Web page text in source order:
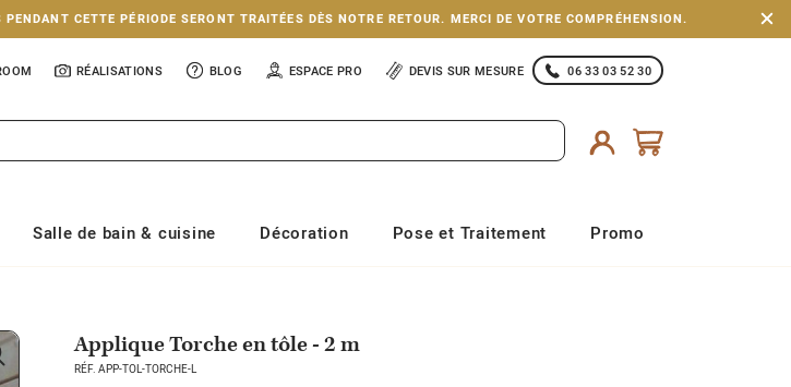
CETTE PÉRIODE SERONT TRAITÉES DÈS NOTRE RETOUR. MERCI DE VOTRE COMPRÉHENSION.
RÉALISATIONS BLOG ESPACE PRO DEVIS SUR MESURE 06 33 03 52 30
Salle de bain & cuisine Décoration Pose et Traitement Promo
Applique Torche en tôle - 2 m
RÉF. APP-TOL-TORCHE-L